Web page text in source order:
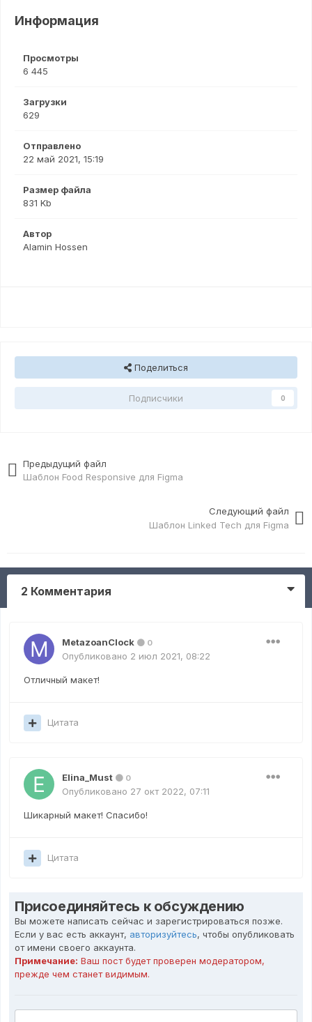
Информация
Просмотры
6 445
Загрузки
629
Отправлено
22 май 2021, 15:19
Размер файла
831 Kb
Автор
Alamin Hossen
Поделиться
Подписчики 0
Предыдущий файл
Шаблон Food Responsive для Figma
Следующий файл
Шаблон Linked Tech для Figma
2 Комментария
MetazoanClock 0
Опубликовано 2 июл 2021, 08:22
Отличный макет!
Цитата
Elina_Must 0
Опубликовано 27 окт 2022, 07:11
Шикарный макет! Спасибо!
Цитата
Присоединяйтесь к обсуждению
Вы можете написать сейчас и зарегистрироваться позже.
Если у вас есть аккаунт, авторизуйтесь, чтобы опубликовать
от имени своего аккаунта.
Примечание: Ваш пост будет проверен модератором,
прежде чем станет видимым.